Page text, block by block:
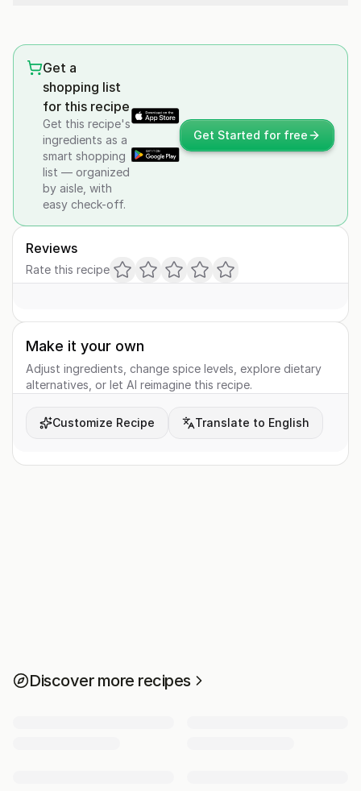
Get a
shopping list
for this recipe
Get this recipe's
ingredients as a
smart shopping
list — organized
by aisle, with
easy check-off.
Get Started for free
Reviews
Rate this recipe
Make it your own
Adjust ingredients, change spice levels, explore dietary
alternatives, or let AI reimagine this recipe.
Customize Recipe Translate to English
Discover more recipes